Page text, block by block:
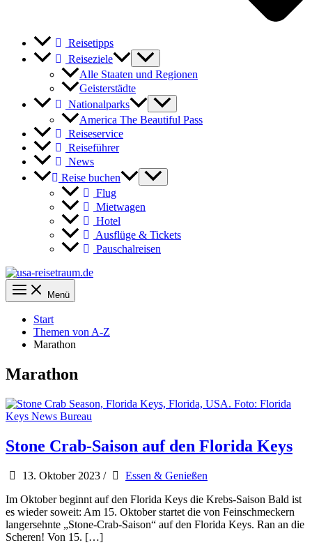
Reisetipps
Reiseziele
Alle Staaten und Regionen
Geisterstädte
Nationalparks
America The Beautiful Pass
Reiseservice
Reiseführer
News
Reise buchen
Flug
Mietwagen
Hotel
Ausflüge & Tickets
Pauschalreisen
Menü
Start
Themen von A-Z
Marathon
Marathon
Stone Crab-Saison auf den Florida Keys
13. Oktober 2023 /
Essen & Genießen
Im Oktober beginnt auf den Florida Keys die Krebs-Saison Bald ist
es wieder soweit: Am 15. Oktober startet die von Feinschmeckern
langersehnte „Stone-Crab-Saison“ auf den Florida Keys. Ran an die
Scheren! Von 15. […]